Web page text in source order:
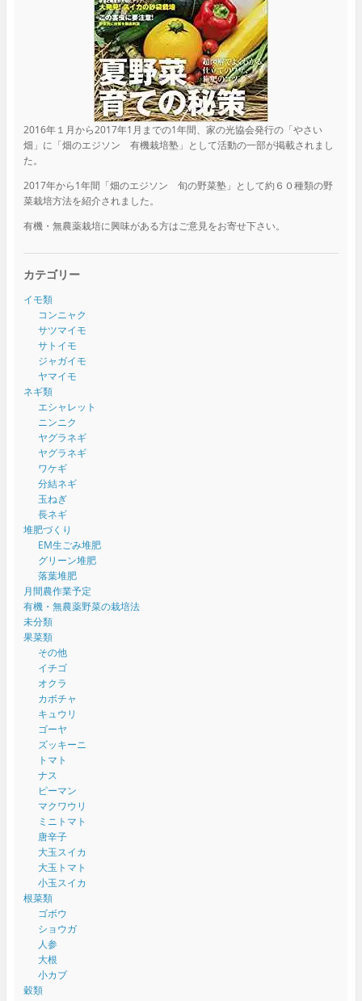
2016年１月から2017年1月までの1年間、家の光協会発行の「やさい
畑」に「畑のエジソン 有機栽培塾」として活動の一部が掲載されまし
た。
2017年から1年間「畑のエジソン 旬の野菜塾」として約６０種類の野
菜栽培方法を紹介されました。
有機・無農薬栽培に興味がある方はご意見をお寄せ下さい。
カテゴリー
イモ類
コンニャク
サツマイモ
サトイモ
ジャガイモ
ヤマイモ
ネギ類
エシャレット
ニンニク
ヤグラネギ
ヤグラネギ
ワケギ
分結ネギ
玉ねぎ
長ネギ
堆肥づくり
EM生ごみ堆肥
グリーン堆肥
落葉堆肥
月間農作業予定
有機・無農薬野菜の栽培法
未分類
果菜類
その他
イチゴ
オクラ
カボチャ
キュウリ
ゴーヤ
ズッキーニ
トマト
ナス
ピーマン
マクワウリ
ミニトマト
唐辛子
大玉スイカ
大玉トマト
小玉スイカ
根菜類
ゴボウ
ショウガ
人参
大根
小カブ
穀類